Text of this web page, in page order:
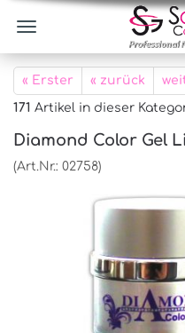
« Erster « zurück
171 Artikel in dieser
Diamond Color Gel
(Art.Nr.: 02758)